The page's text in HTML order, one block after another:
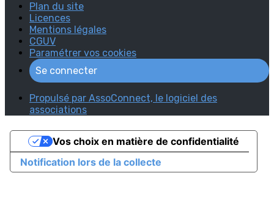
Plan du site
Licences
Mentions légales
CGUV
Paramétrer vos cookies
Se connecter
Propulsé par AssoConnect, le logiciel des
associations
Notification lors de la collecte
Vos choix en matière de confidentialité